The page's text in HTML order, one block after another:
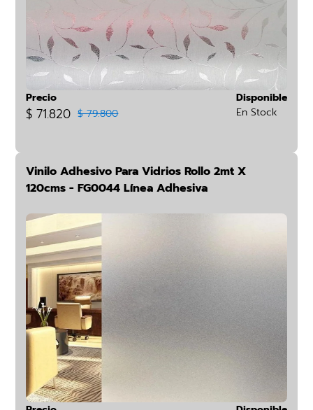
Precio
$ 71.820 $ 79.800
Disponible
En Stock
Vinilo Adhesivo Para Vidrios Rollo 2mt X
120cms - FG0044 Línea Adhesiva